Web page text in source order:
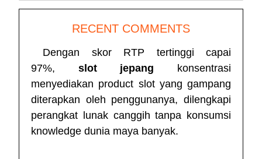
RECENT COMMENTS
Dengan skor RTP tertinggi capai
97%, slot jepang konsentrasi
menyediakan product slot yang gampang
diterapkan oleh penggunanya, dilengkapi
perangkat lunak canggih tanpa konsumsi
knowledge dunia maya banyak.